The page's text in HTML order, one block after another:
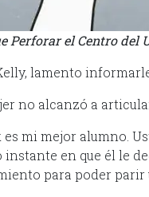
Perforar el Centro del
lamento
no alcanzó a
mi mejor alumno.
instante en que él le
para poder parir